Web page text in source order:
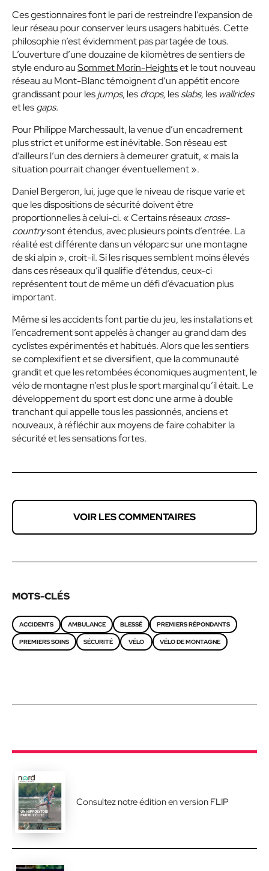
Ces gestionnaires font le pari de restreindre l’expansion de
leur réseau pour conserver leurs usagers habitués. Cette
philosophie n’est évidemment pas partagée de tous.
L’ouverture d’une douzaine de kilomètres de sentiers de
style enduro auSommet Morin-Heightset le tout nouveau
réseau au Mont-Blanc témoignent d’un appétit encore
grandissant pour lesjumps, lesdrops, lesslabs, les wallrides
et lesgaps.
Pour Philippe Marchessault, la venue d’un encadrement
plus strict et uniforme est inévitable. Son réseau est
d’ailleurs l’un des derniers à demeurer gratuit, « mais la
situation pourrait changer éventuellement ».
Daniel Bergeron, lui, juge que le niveau de risque varie et
que les dispositions de sécurité doivent être
proportionnelles à celui-ci. « Certains réseauxcross-
countrysont étendus, avec plusieurs points d’entrée. La
réalité est différente dans un véloparc sur une montagne
de ski alpin », croit-il. Si les risques semblent moins élevés
dans ces réseaux qu’il qualifie d’étendus, ceux-ci
représentent tout de même un défi d’évacuation plus
important.
Même si les accidents font partie du jeu, les installations et
l’encadrement sont appelés à changer au grand dam des
cyclistes expérimentés et habitués. Alors que les sentiers
se complexifient et se diversifient, que la communauté
grandit et que les retombées économiques augmentent, le
vélo de montagne n’est plus le sport marginal qu’il était. Le
développement du sport est donc une arme à double
tranchant qui appelle tous les passionnés, anciens et
nouveaux, à réfléchir aux moyens de faire cohabiter la
sécurité et les sensations fortes.
VOIR LES COMMENTAIRES
MOTS-CLÉS
ACCIDENTS AMBULANCE BLESSÉ PREMIERS RÉPONDANTS
PREMIERS SOINS SÉCURITÉ VÉLO VÉLO DE MONTAGNE
Consultez notre édition en version FLIP